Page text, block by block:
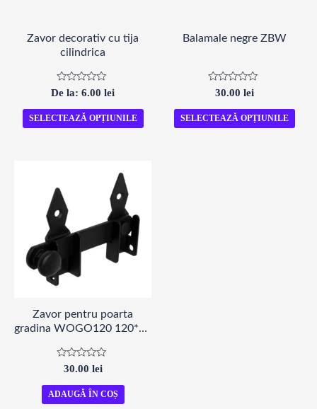
Zavor decorativ cu tija
cilindrica
Evaluat
la
0
din
5
De la: 6.00 lei
SELECTEAZĂ OPȚIUNILE
Balamale negre ZBW
Evaluat
0
din
5
30.00 lei
SELECTEAZĂ OPȚIUNILE
Zavor pentru poarta
gradina WOGO120 120*20
Evaluat
0
din
5
30.00 lei
ADAUGĂ ÎN COȘ